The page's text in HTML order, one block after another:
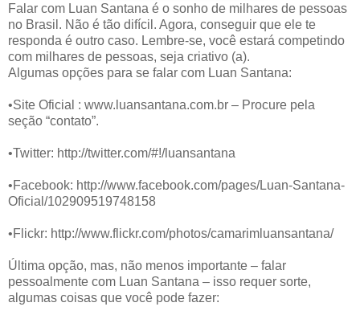
Falar com Luan Santana é o sonho de milhares de pessoas
no Brasil. Não é tão difícil. Agora, conseguir que ele te
responda é outro caso. Lembre-se, você estará competindo
com milhares de pessoas, seja criativo (a).
Algumas opções para se falar com Luan Santana:
•Site Oficial : www.luansantana.com.br – Procure pela
seção “contato”.
•Twitter: http://twitter.com/#!/luansantana
•Facebook: http://www.facebook.com/pages/Luan-Santana-
Oficial/102909519748158
•Flickr: http://www.flickr.com/photos/camarimluansantana/
Última opção, mas, não menos importante – falar
pessoalmente com Luan Santana – isso requer sorte,
algumas coisas que você pode fazer: